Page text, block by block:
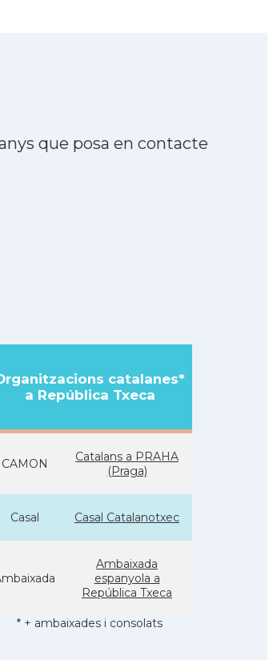
que posa en contacte
catalanes*
a República Txeca
CAMON
Catalans a PRAHA
(Praga)
Casal Casal Catalanotxec
Ambaixada
espanyola a
República Txeca
* + ambaixades i consolats